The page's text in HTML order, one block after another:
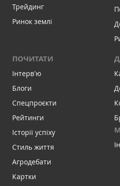
Трейдинг
Ринок землі
ПОЧИТАТИ
Інтервʼю
Блоги
Спецпроєкти
Рейтинги
Історії успіху
Стиль життя
Агродебати
Картки